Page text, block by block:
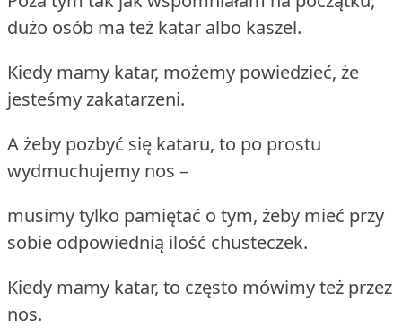
dużo osób ma też katar albo kaszel.
Kiedy mamy katar, możemy powiedzieć, że
jesteśmy zakatarzeni.
A żeby pozbyć się kataru, to po prostu
wydmuchujemy nos –
musimy tylko pamiętać o tym, żeby mieć przy
sobie odpowiednią ilość chusteczek.
Kiedy mamy katar, to często mówimy też przez
nos.